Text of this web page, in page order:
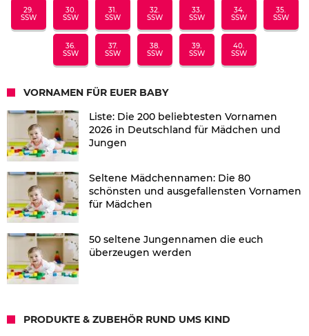
29.
SSW
30.
SSW
31.
SSW
32.
SSW
33.
SSW
34.
SSW
35.
SSW
36.
SSW
37.
SSW
38.
SSW
39.
SSW
40.
SSW
VORNAMEN FÜR EUER BABY
Liste: Die 200 beliebtesten Vornamen
2026 in Deutschland für Mädchen und
Jungen
Seltene Mädchennamen: Die 80
schönsten und ausgefallensten Vornamen
für Mädchen
50 seltene Jungennamen die euch
überzeugen werden
PRODUKTE & ZUBEHÖR RUND UMS KIND